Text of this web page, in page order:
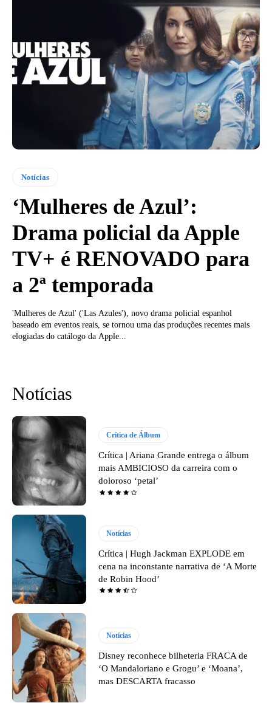
Notícias
‘Mulheres de Azul’:
Drama policial da Apple
TV+ é RENOVADO para
a 2ª temporada
'Mulheres de Azul' ('Las Azules'), novo drama policial espanhol
baseado em eventos reais, se tornou uma das produções recentes mais
elogiadas do catálogo da Apple...
Notícias
Crítica de Álbum
Crítica | Ariana Grande entrega o álbum
mais AMBICIOSO da carreira com o
doloroso ‘petal’
Notícias
Crítica | Hugh Jackman EXPLODE em
cena na inconstante narrativa de ‘A Morte
de Robin Hood’
Notícias
Disney reconhece bilheteria FRACA de
‘O Mandaloriano e Grogu’ e ‘Moana’,
mas DESCARTA fracasso